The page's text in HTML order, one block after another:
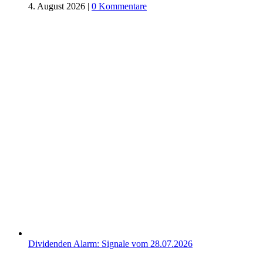
4. August 2026 | 0 Kommentare
Dividenden Alarm: Signale vom 28.07.2026